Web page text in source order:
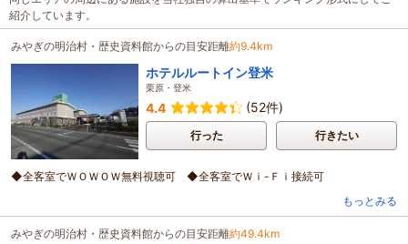
紹介しています。
みやぎの明治村・歴史資料館からの目安距離約9.4km
ホテルルートイン登米
栗原・登米
4.4 (52件)
行った 行きたい
◆全客室でＷＯＷＯＷ無料視聴可 ◆全客室でＷｉ-Ｆｉ接続可
もっとみる
みやぎの明治村・歴史資料館からの目安距離約49.4km